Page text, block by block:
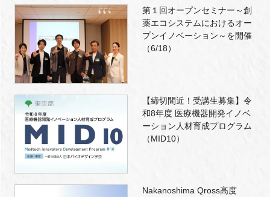
第１回オープンセミナー～創
薬エコシステムにおけるオー
プンイノベーション～を開催
（6/18）
【締切間近！受講生募集】令
和8年度 医療機器開発イノベ
ーション人材育成プログラム
（MID10）
Nakanoshima Qross高度